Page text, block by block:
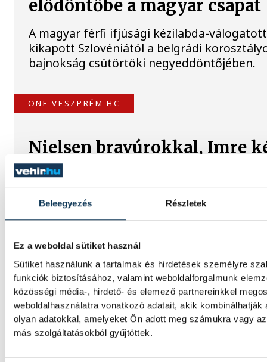
Beleegyezés Részletek
Ez a weboldal sütiket használ
Sütiket használunk a tartalmak és hirdetések személyre
funkciók biztosításához, valamint weboldalforgalmunk
közösségi média-, hirdető- és elemező partnereinkkel
weboldalhasználatra vonatkozó adatait, akik kombinálhatják
olyan adatokkal, amelyeket Ön adott meg számukra vagy
más szolgáltatásokból gyűjtöttek.
elődöntőbe a magyar csapat
A magyar férfi ifjúsági kézilabda-
kikapott Szlovéniától a belgrádi
bajnokság csütörtöki negyeddöntőjében.
ONE VESZPRÉM HC
Nielsen bravúrokkal, Imre
mutatkozott be Veszprém-
44–25-ös győzelmet aratott az ETO
vendégeként csütörtökön, ezzel sikerrel
felkészülési mérkőzések sorát. Xavier
nagy tempót diktált, és a találkozó nagy
tartotta az eseményeket.
KÉZILABDA
Női kézilabda ifjúsági vb: a